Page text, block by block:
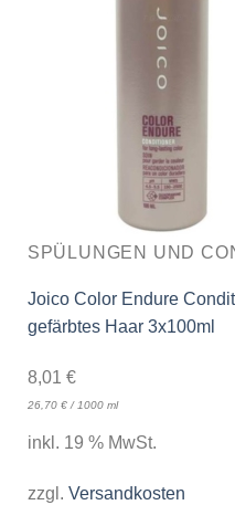
SPÜLUNGEN UND
Joico Color Endure
gefärbtes Haar 3x100ml
8,01 €
26,70 €/1000 ml
inkl. 19 % MwSt.
zzgl. Versandkosten